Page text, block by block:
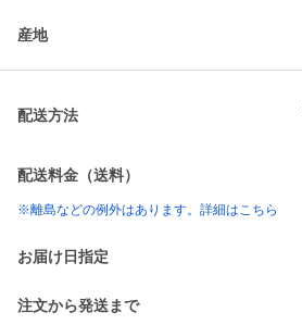
産地
配送方法
配送料金（送料）
※離島などの例外はあります。詳細はこちら
お届け日指定
注文から発送まで